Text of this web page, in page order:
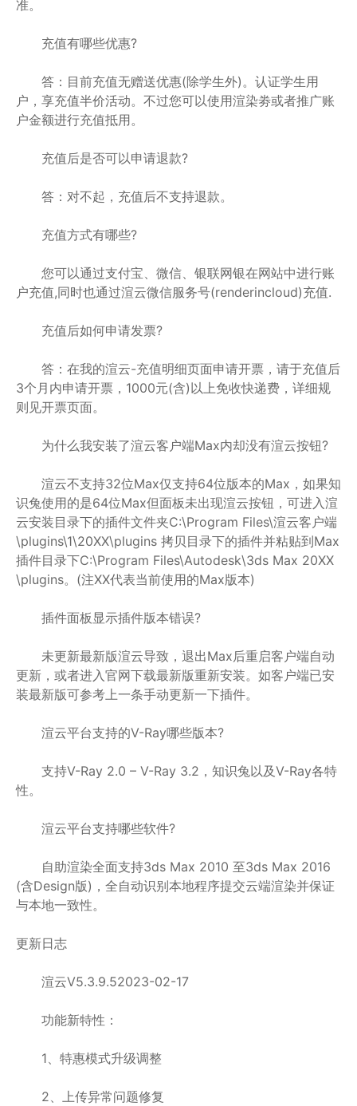
准。
充值有哪些优惠?
答：目前充值无赠送优惠(除学生外)。认证学生用
户，享充值半价活动。不过您可以使用渲染劵或者推广账
户金额进行充值抵用。
充值后是否可以申请退款?
答：对不起，充值后不支持退款。
充值方式有哪些?
您可以通过支付宝、微信、银联网银在网站中进行账
户充值,同时也通过渲云微信服务号(renderincloud)充值.
充值后如何申请发票?
答：在我的渲云-充值明细页面申请开票，请于充值后
3个月内申请开票，1000元(含)以上免收快递费，详细规
则见开票页面。
为什么我安装了渲云客户端Max内却没有渲云按钮?
渲云不支持32位Max仅支持64位版本的Max，如果知
识兔使用的是64位Max但面板未出现渲云按钮，可进入渲
云安装目录下的插件文件夹C:\Program Files\渲云客户端
\plugins\1\20XX\plugins 拷贝目录下的插件并粘贴到Max
插件目录下C:\Program Files\Autodesk\3ds Max 20XX
\plugins。(注XX代表当前使用的Max版本)
插件面板显示插件版本错误?
未更新最新版渲云导致，退出Max后重启客户端自动
更新，或者进入官网下载最新版重新安装。如客户端已安
装最新版可参考上一条手动更新一下插件。
渲云平台支持的V-Ray哪些版本?
支持V-Ray 2.0 – V-Ray 3.2，知识兔以及V-Ray各特
性。
渲云平台支持哪些软件?
自助渲染全面支持3ds Max 2010 至3ds Max 2016
(含Design版)，全自动识别本地程序提交云端渲染并保证
与本地一致性。
更新日志
渲云V5.3.9.52023-02-17
功能新特性：
1、特惠模式升级调整
2、上传异常问题修复